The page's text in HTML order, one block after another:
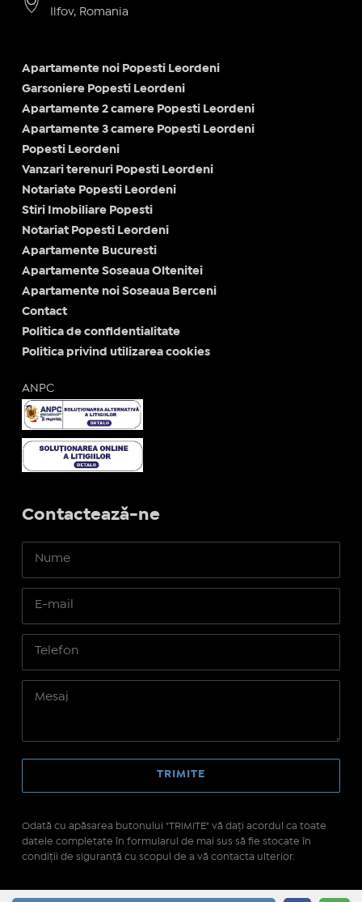
Ilfov, Romania
Apartamente noi Popesti Leordeni
Garsoniere Popesti Leordeni
Apartamente 2 camere Popesti Leordeni
Apartamente 3 camere Popesti Leordeni
Popesti Leordeni
Vanzari terenuri Popesti Leordeni
Notariate Popesti Leordeni
Stiri Imobiliare Popesti
Notariat Popesti Leordeni
Apartamente Bucuresti
Apartamente Soseaua Oltenitei
Apartamente noi Soseaua Berceni
Contact
Politica de confidentialitate
Politica privind utilizarea cookies
ANPC
Contactează-ne
Odată cu apăsarea butonului "TRIMITE" vă daţi acordul ca toate
datele completate în formularul de mai sus să fie stocate în
condiţii de siguranţă cu scopul de a vă contacta ulterior.